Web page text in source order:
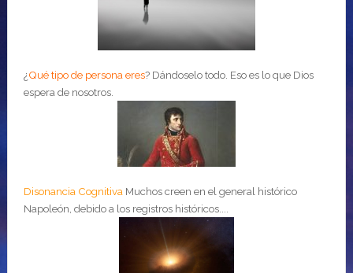
¿Qué tipo de persona eres? Dándoselo todo. Eso es lo que Dios
espera de nosotros.
Disonancia Cognitiva Muchos creen en el general histórico
Napoleón, debido a los registros históricos....